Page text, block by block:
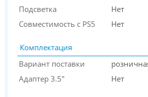
Подсветка
Нет
Совместимость с PS5
Нет
Комплектация
Вариант поставки
Адаптер 3.5"
Нет